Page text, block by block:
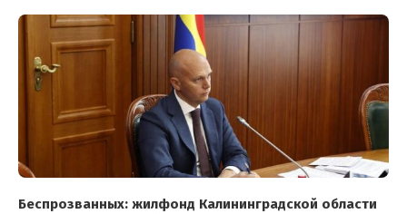
Беспрозванных: жилфонд Калининградской области